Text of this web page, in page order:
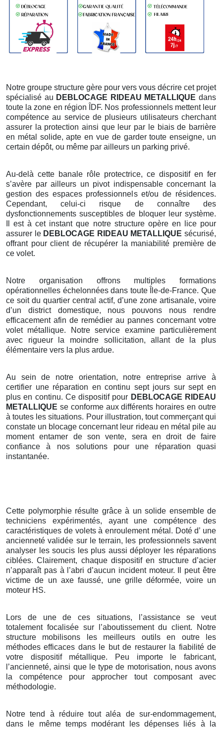
Notre groupe structure gère pour vers vous décrire cet projet
spécialisé au DEBLOCAGE RIDEAU METALLIQUE dans
toute la zone en région ÎDF. Nos professionnels mettent leur
compétence au service de plusieurs utilisateurs cherchant
assurer la protection ainsi que leur par le biais de barrière
en métal solide, apte en vue de garder toute enseigne, un
certain dépôt, ou même par ailleurs un parking privé.
Au-delà cette banale rôle protectrice, ce dispositif en fer
s’avère par ailleurs un pivot indispensable concernant la
gestion des espaces professionnels et/ou de résidences.
Cependant, celui-ci risque de connaître des
dysfonctionnements susceptibles de bloquer leur système.
Il est à cet instant que notre structure opère en lice pour
assurer le DEBLOCAGE RIDEAU METALLIQUE sécurisé,
offrant pour client de récupérer la maniabilité première de
ce volet.
Notre organisation offrons multiples formations
opérationnelles échelonnées dans toute Île-de-France. Que
ce soit du quartier central actif, d’une zone artisanale, voire
d’un district domestique, nous pouvons nous rendre
efficacement afin de remédier au pannes concernant votre
volet métallique. Notre service examine particulièrement
avec rigueur la moindre sollicitation, allant de la plus
élémentaire vers la plus ardue.
Au sein de notre orientation, notre entreprise arrive à
certifier une réparation en continu sept jours sur sept en
plus en continu. Ce dispositif pour DEBLOCAGE RIDEAU
METALLIQUE se conforme aux différents horaires en outre
à toutes les situations. Pour illustration, tout commerçant qui
constate un blocage concernant leur rideau en métal pile au
moment entamer de son vente, sera en droit de faire
confiance à nos solutions pour une réparation quasi
instantanée.
Cette polymorphie résulte grâce à un solide ensemble de
techniciens expérimentés, ayant une compétence des
caractéristiques de volets à enroulement métal. Doté d’ une
ancienneté validée sur le terrain, les professionnels savent
analyser les soucis les plus aussi déployer les réparations
ciblées. Clairement, chaque dispositif en structure d’acier
n’apparaît pas à l’abri d’aucun incident moteur. Il peut être
victime de un axe faussé, une grille déformée, voire un
moteur HS.
Lors de une de ces situations, l’assistance se veut
totalement focalisée sur l’aboutissement du client. Notre
structure mobilisons les meilleurs outils en outre les
méthodes efficaces dans le but de restaurer la fiabilité de
votre dispositif métallique. Peu importe le fabricant,
l’ancienneté, ainsi que le type de motorisation, nous avons
la compétence pour approcher tout composant avec
méthodologie.
Notre tend à réduire tout aléa de sur-endommagement,
dans le même temps modérant les dépenses liés à la